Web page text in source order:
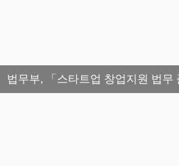
법무부, 「스타트업 창업지원 법무